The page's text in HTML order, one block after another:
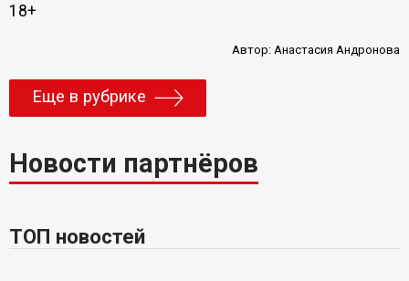
18+
Автор:Анастасия Андронова
Еще в рубрике
Новости партнёров
ТОП новостей